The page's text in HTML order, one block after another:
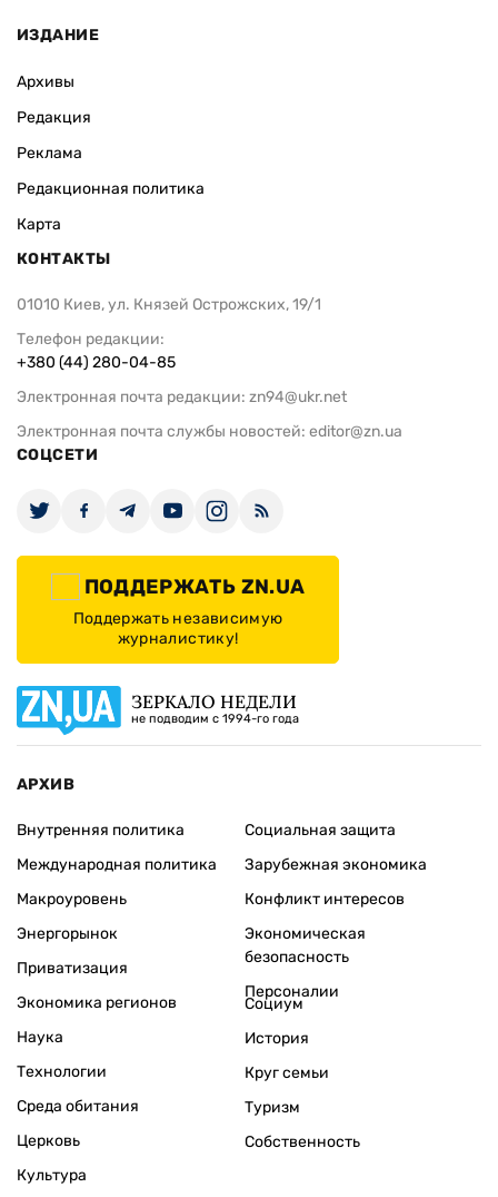
ИЗДАНИЕ
Архивы
Редакция
Реклама
Редакционная политика
Карта
КОНТАКТЫ
01010 Киев, ул. Князей Острожских, 19/1
Телефон редакции:
+380 (44) 280-04-85
Электронная почта редакции: zn94@ukr.net
Электронная почта службы новостей: editor@zn.ua
СОЦСЕТИ
ПОДДЕРЖАТЬ ZN.UA
Поддержать независимую
журналистику!
ЗЕРКАЛО НЕДЕЛИ
не подводим с 1994-го года
АРХИВ
Внутренняя политика
Международная политика
Макроуровень
Энергорынок
Приватизация
Экономика регионов
Социальная защита
Зарубежная экономика
Конфликт интересов
Экономическая
безопасность
Персоналии
Наука
Технологии
Среда обитания
Церковь
Культура
Социум
История
Круг семьи
Туризм
Собственность